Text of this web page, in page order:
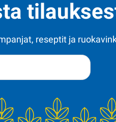
reseptit ja